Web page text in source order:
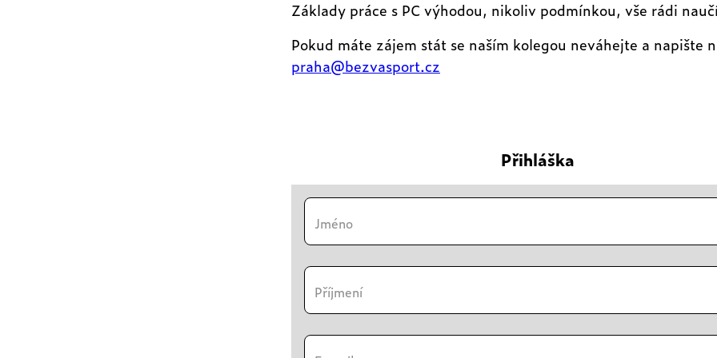
Základy práce s PC výhodou, nikoliv podmínkou, vše rádi
Pokud máte zájem stát se naším kolegou neváhejte a napište
praha@bezvasport.cz
Přihláška
Jméno
Příjmení